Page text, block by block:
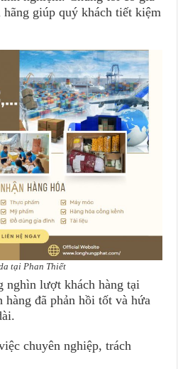
giúp quý khách tiết kiệm
tại Phan Thiết
nghìn lượt khách hàng tại
hàng đã phản hồi tốt và hứa
chuyên nghiệp, trách